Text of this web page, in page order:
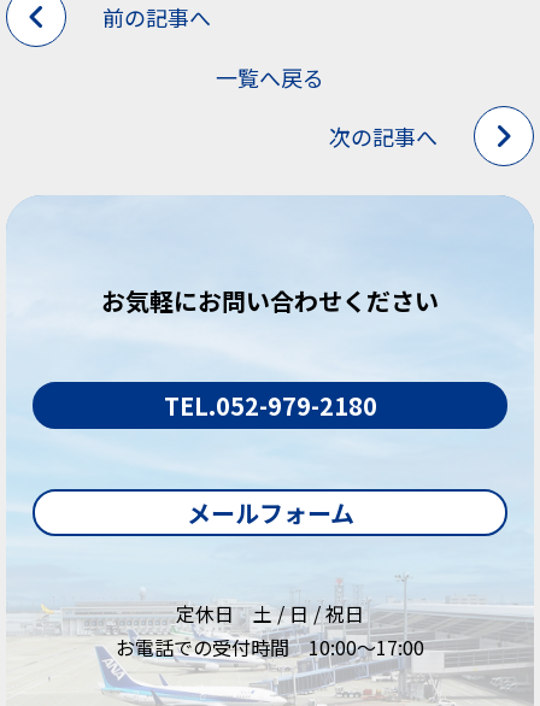
前の記事へ
一覧へ戻る
次の記事へ
お気軽にお問い合わせください
TEL.052-979-2180
メールフォーム
定休日 土 / 日 / 祝日
お電話での受付時間 10:00～17:00